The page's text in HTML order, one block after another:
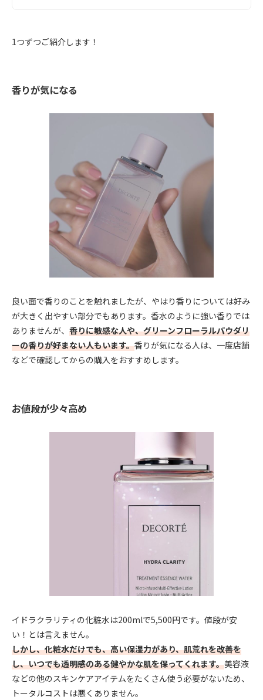
1つずつご紹介します！
香りが気になる
良い面で香りのことを触れましたが、やはり香りについては好み
が大きく出やすい部分でもあります。香水のように強い香りでは
ありませんが、 香りに敏感な人や、グリーンフローラルパウダリ
ーの香りが好まない人もいます。香りが気になる人は、一度店舗
などで確認してからの購入をおすすめします。
お値段が少々高め
イドラクラリティの化粧水は200mlで5,500円です。値段が安
い！とは言えません。
しかし、化粧水だけでも、高い保湿力があり、肌荒れを改善を
し、いつでも透明感のある健やかな肌を保ってくれます。美容液
などの他のスキンケアアイテムをたくさん使う必要がないため、
トータルコストは悪くありません。